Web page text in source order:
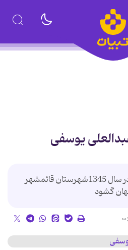
یوسفی
شهید عبدالعلی یوسفی در سال 1345شهرستان قائمشهر
گشود